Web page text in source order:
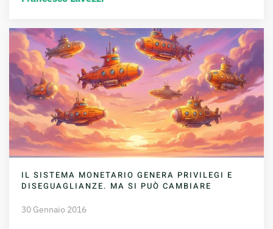
IL SISTEMA MONETARIO GENERA PRIVILEGI E
DISEGUAGLIANZE. MA SI PUÒ CAMBIARE
30 Gennaio 2016